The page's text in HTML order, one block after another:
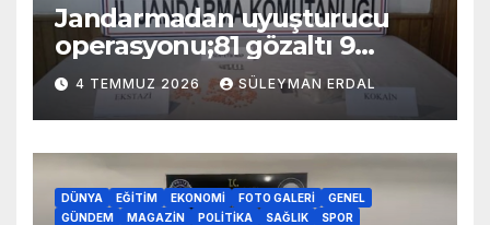
Jandarmadan uyuşturucu
operasyonu;81 gözaltı 9
tutuklama
4 TEMMUZ 2026 SÜLEYMAN ERDAL
DÜNYA EĞITIM EKONOMI FOTO GALERI
GENEL
GÜNDEM
MAGAZIN POLITIKA SAĞLIK
SPOR